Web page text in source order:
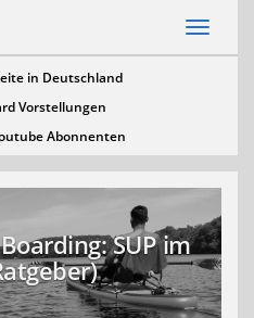
in Deutschland
Vorstellungen
Abonnenten
SUP im
Sonderangebote
2024 haben wir alle
getestet und waren
es wieder großeBluefin
hier.